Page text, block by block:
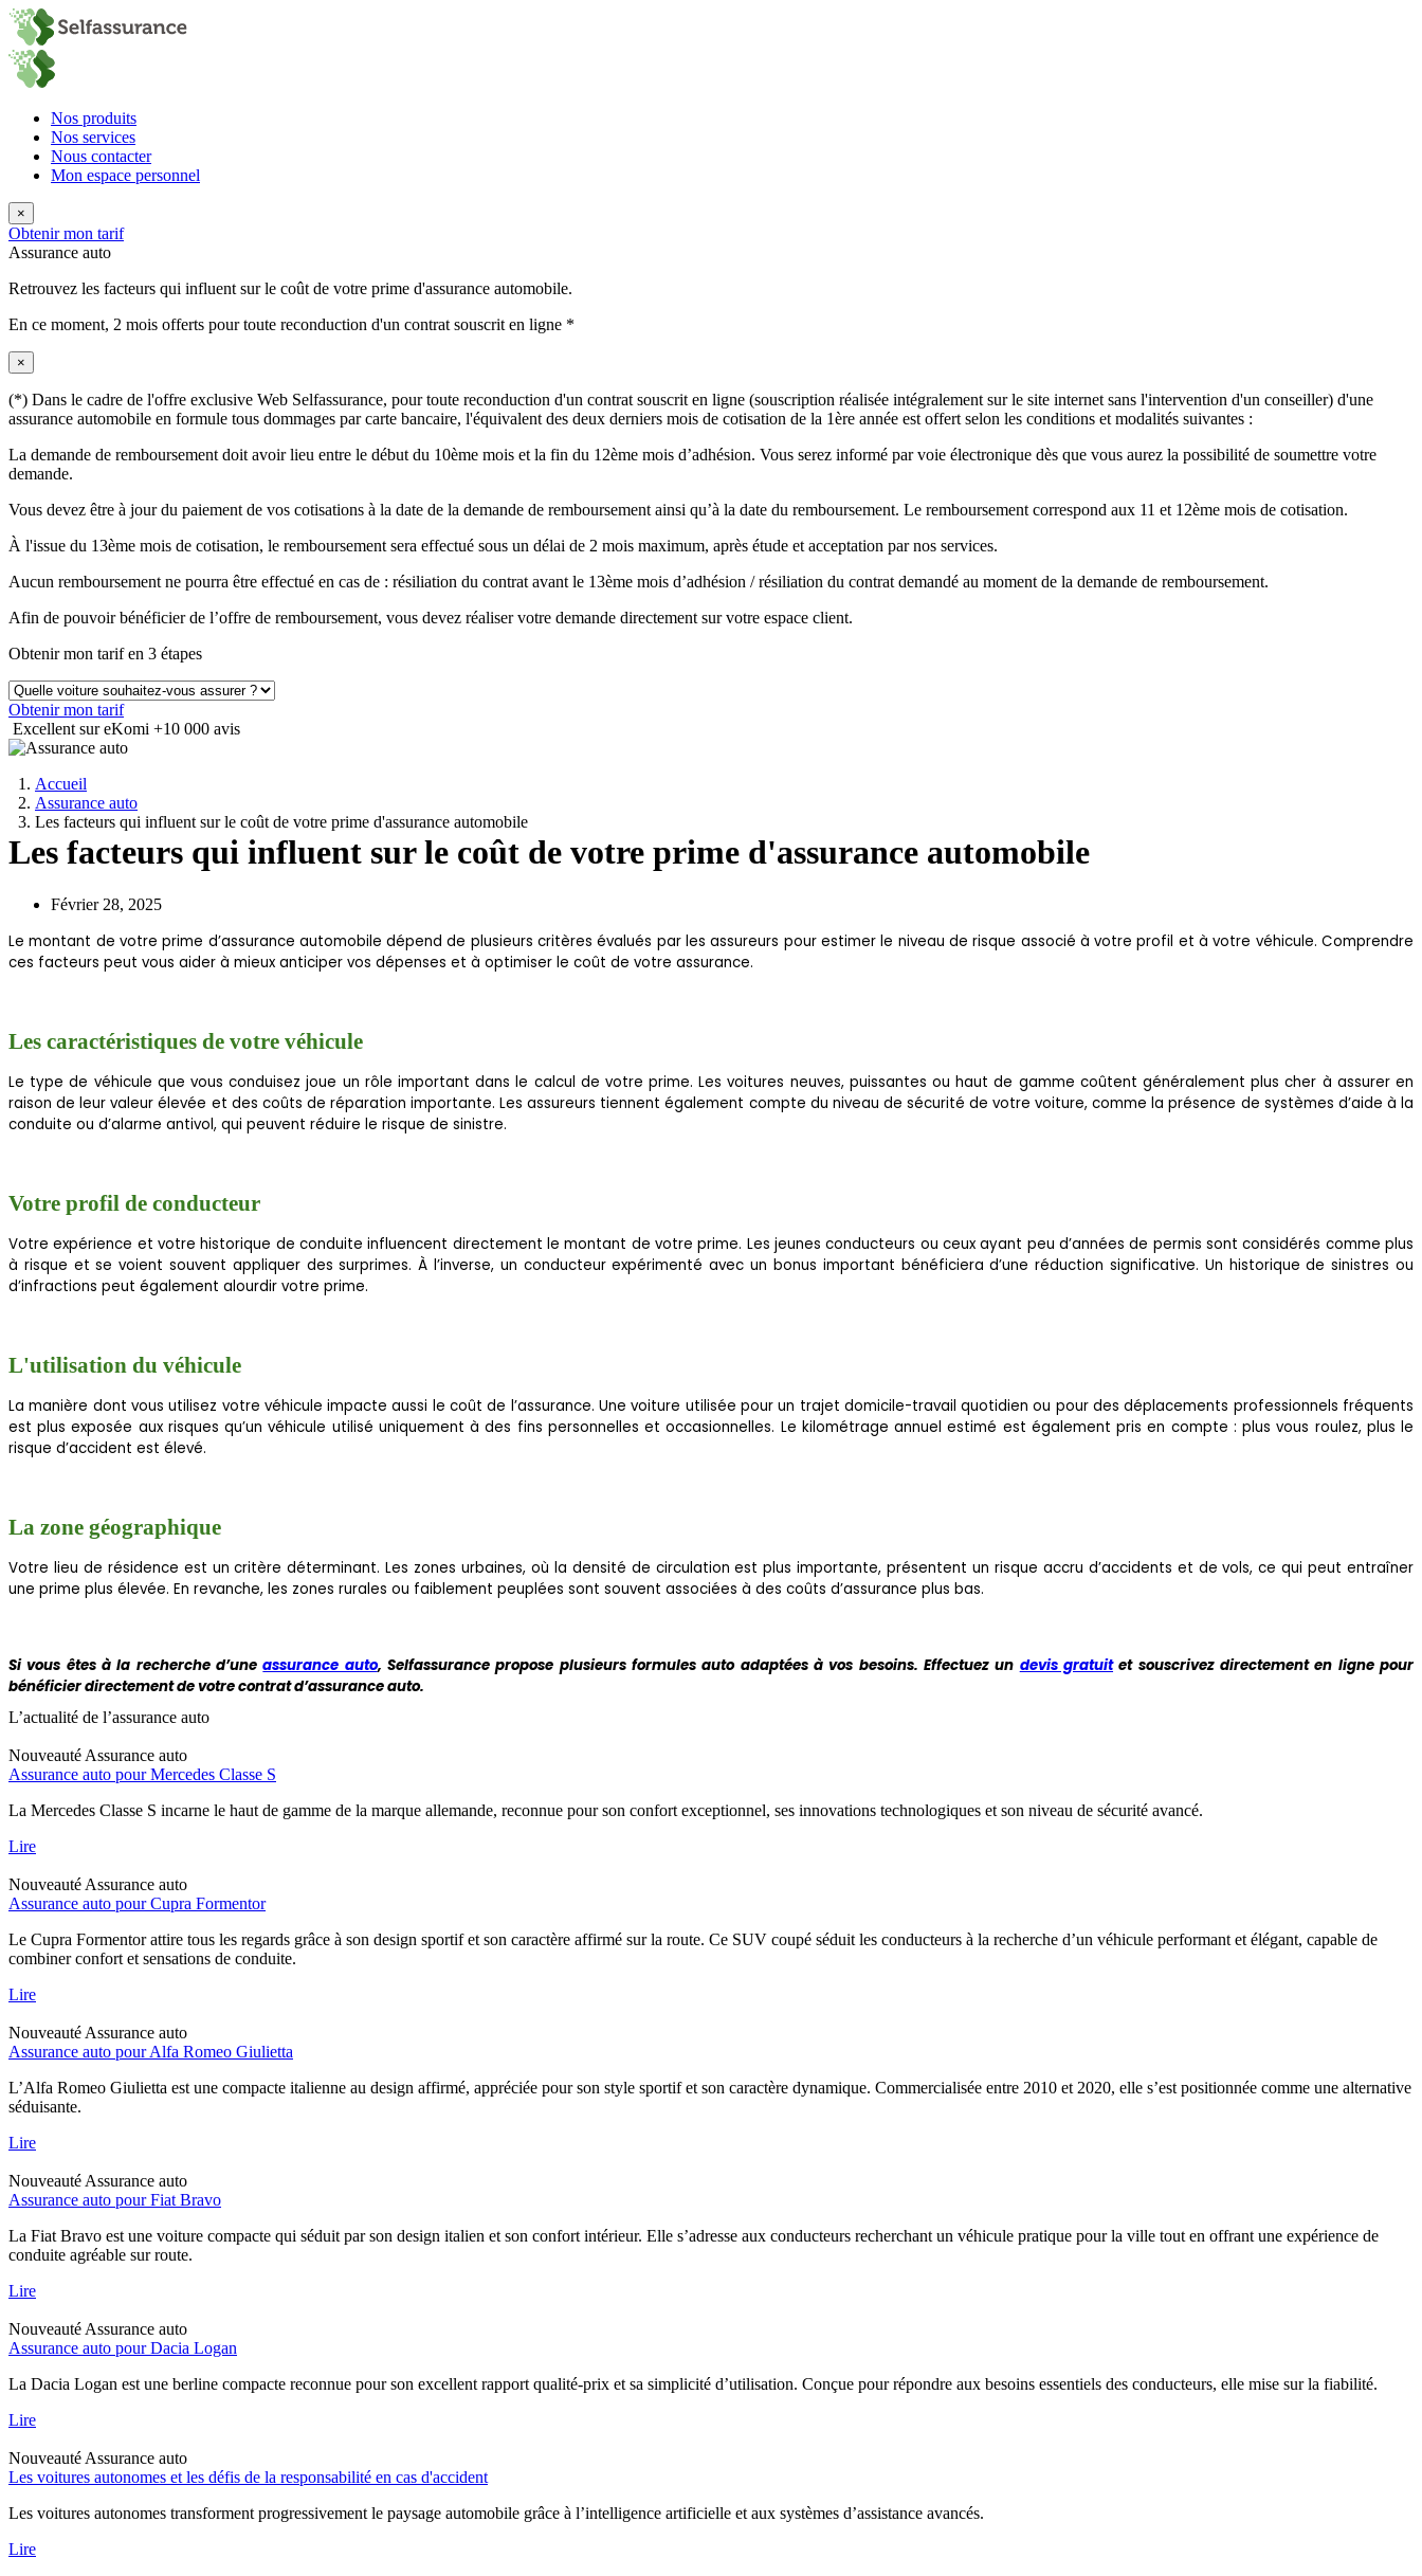
Nos produits
Nos services
Nous contacter
Mon espace personnel
×
Obtenir mon tarif
Assurance auto
Retrouvez les facteurs qui influent sur le coût de votre prime d'assurance automobile.
En ce moment, 2 mois offerts pour toute reconduction d'un contrat souscrit en ligne *
×
(*) Dans le cadre de l'offre exclusive Web Selfassurance, pour toute reconduction d'un contrat souscrit en ligne (souscription réalisée intégralement sur le site internet sans l'intervention d'un conseiller) d'une
assurance automobile en formule tous dommages par carte bancaire, l'équivalent des deux derniers mois de cotisation de la 1ère année est offert selon les conditions et modalités suivantes :
La demande de remboursement doit avoir lieu entre le début du 10ème mois et la fin du 12ème mois d’adhésion. Vous serez informé par voie électronique dès que vous aurez la possibilité de soumettre votre
demande.
Vous devez être à jour du paiement de vos cotisations à la date de la demande de remboursement ainsi qu’à la date du remboursement. Le remboursement correspond aux 11 et 12ème mois de cotisation.
À l'issue du 13ème mois de cotisation, le remboursement sera effectué sous un délai de 2 mois maximum, après étude et acceptation par nos services.
Aucun remboursement ne pourra être effectué en cas de : résiliation du contrat avant le 13ème mois d’adhésion / résiliation du contrat demandé au moment de la demande de remboursement.
Afin de pouvoir bénéficier de l’offre de remboursement, vous devez réaliser votre demande directement sur votre espace client.
Obtenir mon tarif en 3 étapes
Obtenir mon tarif
Excellent sur eKomi +10 000 avis
Accueil
Assurance auto
Les facteurs qui influent sur le coût de votre prime d'assurance automobile
Les facteurs qui influent sur le coût de votre prime d'assurance automobile
Février 28, 2025
Le montant de votre prime d’assurance automobile dépend de plusieurs critères évalués par les assureurs pour estimer le niveau de risque associé à votre profil et à votre véhicule. Comprendre
ces facteurs peut vous aider à mieux anticiper vos dépenses et à optimiser le coût de votre assurance.
Les caractéristiques de votre véhicule
Le type de véhicule que vous conduisez joue un rôle important dans le calcul de votre prime. Les voitures neuves, puissantes ou haut de gamme coûtent généralement plus cher à assurer en
raison de leur valeur élevée et des coûts de réparation importante. Les assureurs tiennent également compte du niveau de sécurité de votre voiture, comme la présence de systèmes d’aide à la
conduite ou d’alarme antivol, qui peuvent réduire le risque de sinistre.
Votre profil de conducteur
Votre expérience et votre historique de conduite influencent directement le montant de votre prime. Les jeunes conducteurs ou ceux ayant peu d’années de permis sont considérés comme plus
à risque et se voient souvent appliquer des surprimes. À l’inverse, un conducteur expérimenté avec un bonus important bénéficiera d’une réduction significative. Un historique de sinistres ou
d’infractions peut également alourdir votre prime.
L'utilisation du véhicule
La manière dont vous utilisez votre véhicule impacte aussi le coût de l’assurance. Une voiture utilisée pour un trajet domicile-travail quotidien ou pour des déplacements professionnels fréquents
est plus exposée aux risques qu’un véhicule utilisé uniquement à des fins personnelles et occasionnelles. Le kilométrage annuel estimé est également pris en compte : plus vous roulez, plus le
risque d’accident est élevé.
La zone géographique
Votre lieu de résidence est un critère déterminant. Les zones urbaines, où la densité de circulation est plus importante, présentent un risque accru d’accidents et de vols, ce qui peut entraîner
une prime plus élevée. En revanche, les zones rurales ou faiblement peuplées sont souvent associées à des coûts d’assurance plus bas.
Si vous êtes à la recherche d’uneassurance auto, Selfassurance propose plusieurs formules auto adaptées à vos besoins. Effectuez un devis gratuitet souscrivez directement en ligne pour
bénéficier directement de votre contrat d’assurance auto.
L’actualité de l’assurance auto
Nouveauté Assurance auto
Assurance auto pour Mercedes Classe S
La Mercedes Classe S incarne le haut de gamme de la marque allemande, reconnue pour son confort exceptionnel, ses innovations technologiques et son niveau de sécurité avancé.
Lire
Nouveauté Assurance auto
Assurance auto pour Cupra Formentor
Le Cupra Formentor attire tous les regards grâce à son design sportif et son caractère affirmé sur la route. Ce SUV coupé séduit les conducteurs à la recherche d’un véhicule performant et élégant, capable de
combiner confort et sensations de conduite.
Lire
Nouveauté Assurance auto
Assurance auto pour Alfa Romeo Giulietta
L’Alfa Romeo Giulietta est une compacte italienne au design affirmé, appréciée pour son style sportif et son caractère dynamique. Commercialisée entre 2010 et 2020, elle s’est positionnée comme une alternative
séduisante.
Lire
Nouveauté Assurance auto
Assurance auto pour Fiat Bravo
La Fiat Bravo est une voiture compacte qui séduit par son design italien et son confort intérieur. Elle s’adresse aux conducteurs recherchant un véhicule pratique pour la ville tout en offrant une expérience de
conduite agréable sur route.
Lire
Nouveauté Assurance auto
Assurance auto pour Dacia Logan
La Dacia Logan est une berline compacte reconnue pour son excellent rapport qualité-prix et sa simplicité d’utilisation. Conçue pour répondre aux besoins essentiels des conducteurs, elle mise sur la fiabilité.
Lire
Nouveauté Assurance auto
Les voitures autonomes et les défis de la responsabilité en cas d'accident
Les voitures autonomes transforment progressivement le paysage automobile grâce à l’intelligence artificielle et aux systèmes d’assistance avancés.
Lire